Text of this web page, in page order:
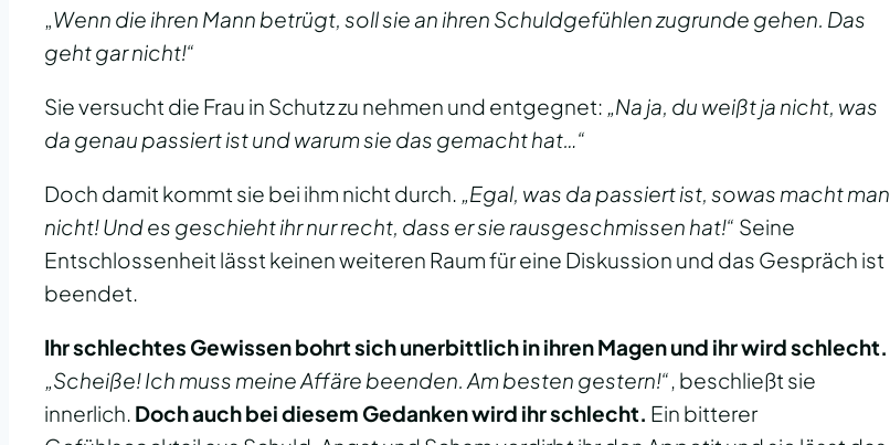
„Wenn die ihren Mann betrügt, soll sie an ihren Schuldgefühlen zugrunde gehen. Das
geht gar nicht!“
Sie versucht die Frau in Schutz zu nehmen und entgegnet: „Na ja, du weißt ja nicht, was
da genau passiert ist und warum sie das gemacht hat…“
Doch damit kommt sie bei ihm nicht durch. „Egal, was da passiert ist, sowas macht man
nicht! Und es geschieht ihr nur recht, dass er sie rausgeschmissen hat!“ Seine
Entschlossenheit lässt keinen weiteren Raum für eine Diskussion und das Gespräch ist
beendet.
Ihr schlechtes Gewissen bohrt sich unerbittlich in ihren Magen und ihr wird schlecht.
„Scheiße! Ich muss meine Affäre beenden. Am besten gestern!“, beschließt sie
innerlich. Doch auch bei diesem Gedanken wird ihr schlecht. Ein bitterer